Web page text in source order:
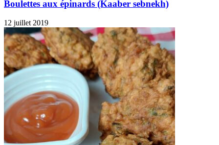
Boulettes aux épinards (Kaaber sebnekh)
12 juillet 2019